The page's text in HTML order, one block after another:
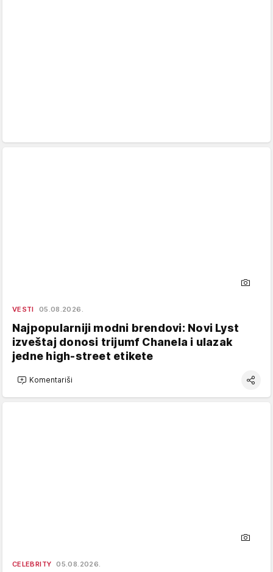
VESTI 05.08.2026.
Najpopularniji modni brendovi: Novi Lyst
izveštaj donosi trijumf Chanela i ulazak
jedne high-street etikete
Komentariši
CELEBRITY 05.08.2026.